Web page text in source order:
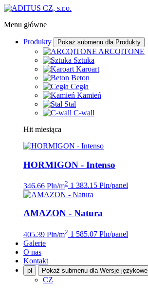
Menu główne
Produkty Pokaż submenu dla Produkty
ARCQITONE
Sztuka
Karoart
Beton
Cegła
Kamień
Stal
C-wall
Hit miesiąca
HORMIGON - Intenso
346.66 Pln/m2 1 383.15 Pln/panel
AMAZON - Natura
405.39 Pln/m2 1 585.07 Pln/panel
Galerie
O nas
Kontakt
pl Pokaż submenu dla Wersje językowe
CZ